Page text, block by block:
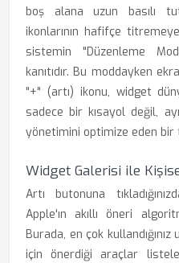
boş alana uzun basılı
ikonlarının hafifçe titremeye
sistemin "Düzenleme
kanıtıdır. Bu moddayken
"+" (artı) ikonu, widget
sadece bir kısayol değil,
yönetimini optimize eden bir
Widget Galerisi ile
Artı butonuna
Apple'ın akıllı öneri
Burada, en çok
için önerdiği araçlar